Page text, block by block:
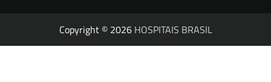
Copyright © 2026 HOSPITAIS BRASIL